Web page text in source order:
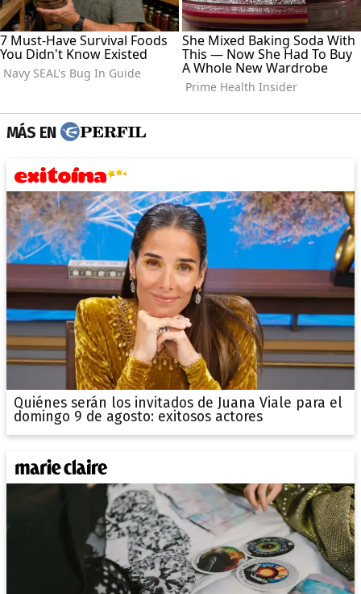
MÁS EN
Quiénes serán los invitados de Juana Viale para el
domingo 9 de agosto: exitosos actores